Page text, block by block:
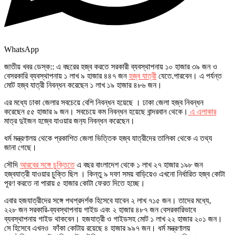
WhatsApp
জাতীয় খবর ডেস্ক:: এ বছরের হজ্ব করতে সরকারী ব্যবস্থাপনায় ১০ হাজার ৩৯ জন ও
বেসরকারি ব্যবস্থাপনায় ১ লাখ ৯ হাজার ৪৪৭ জনহজ্ব যাত্রী যেতে.পারবেন। এ পর্যন্ত
মোট হজ্ব যাত্রী নিবন্ধন করেছেন ১ লাখ ১৯ হাজার ৪৮৬ জন।
এর মধ্যে ঢাকা জেলার সবচেয়ে বেশি নিবন্ধন হয়েছে । ঢাকা জেলা হজ্ব নিবন্ধন
করেছেন ৫৫ হাজার ৯ জন। সবচেয়ে কম নিবন্ধন হয়েছে বান্দরবান থেকে। এ এলাকার
মাত্র দুইজন হজ্বে যাওয়ার জন‌্য নিবন্ধন করেছেন।
ধর্ম মন্ত্রণালয় থেকে প্রকাশিত জেলা ভিত্তিক হজ্ব যাত্রীদের তালিকা থেকে এ তথ্য
জানা গেছে।
সৌদি আরবের সঙ্গে চুক্তিতেএ বছর বাংলাদেশ থেকে ১ লাখ ২৭ হাজার ১৯৮ জন
হজ্বযাত্রী যাওয়ার চুক্তি ছিল । কিন্তু ৯ দফা সময় বাড়িয়েও এখনো নির্ধারিত হজ্ব কোটা
পূরণ করতে না পারায় ৫ হাজার কোটা ফেরত দিতে হচ্ছে।
এবার হজযাত্রীদের সঙ্গে পথপ্রদর্শক হিসেবে যাবেন ২ লাখ ৭১৫ জন। তাদের মধ্যে,
২২৮ জন সরকারি-ব্যবস্থাপনায় গাইড এবং ২ হাজার ৪৮৭ জন বেসরকারিভাবে
ব্যবস্থাপনায় গাইড থাকবেন। হজযাত্রী ও গাইডসহ মোট ১ লাখ ২২ হাজার ২০১ জন।
সে হিসেবে এখনও ফাঁকা কোটায় রয়েছে ৪ হাজার ৯৯৭ জন। ধর্ম মন্ত্রণালয়